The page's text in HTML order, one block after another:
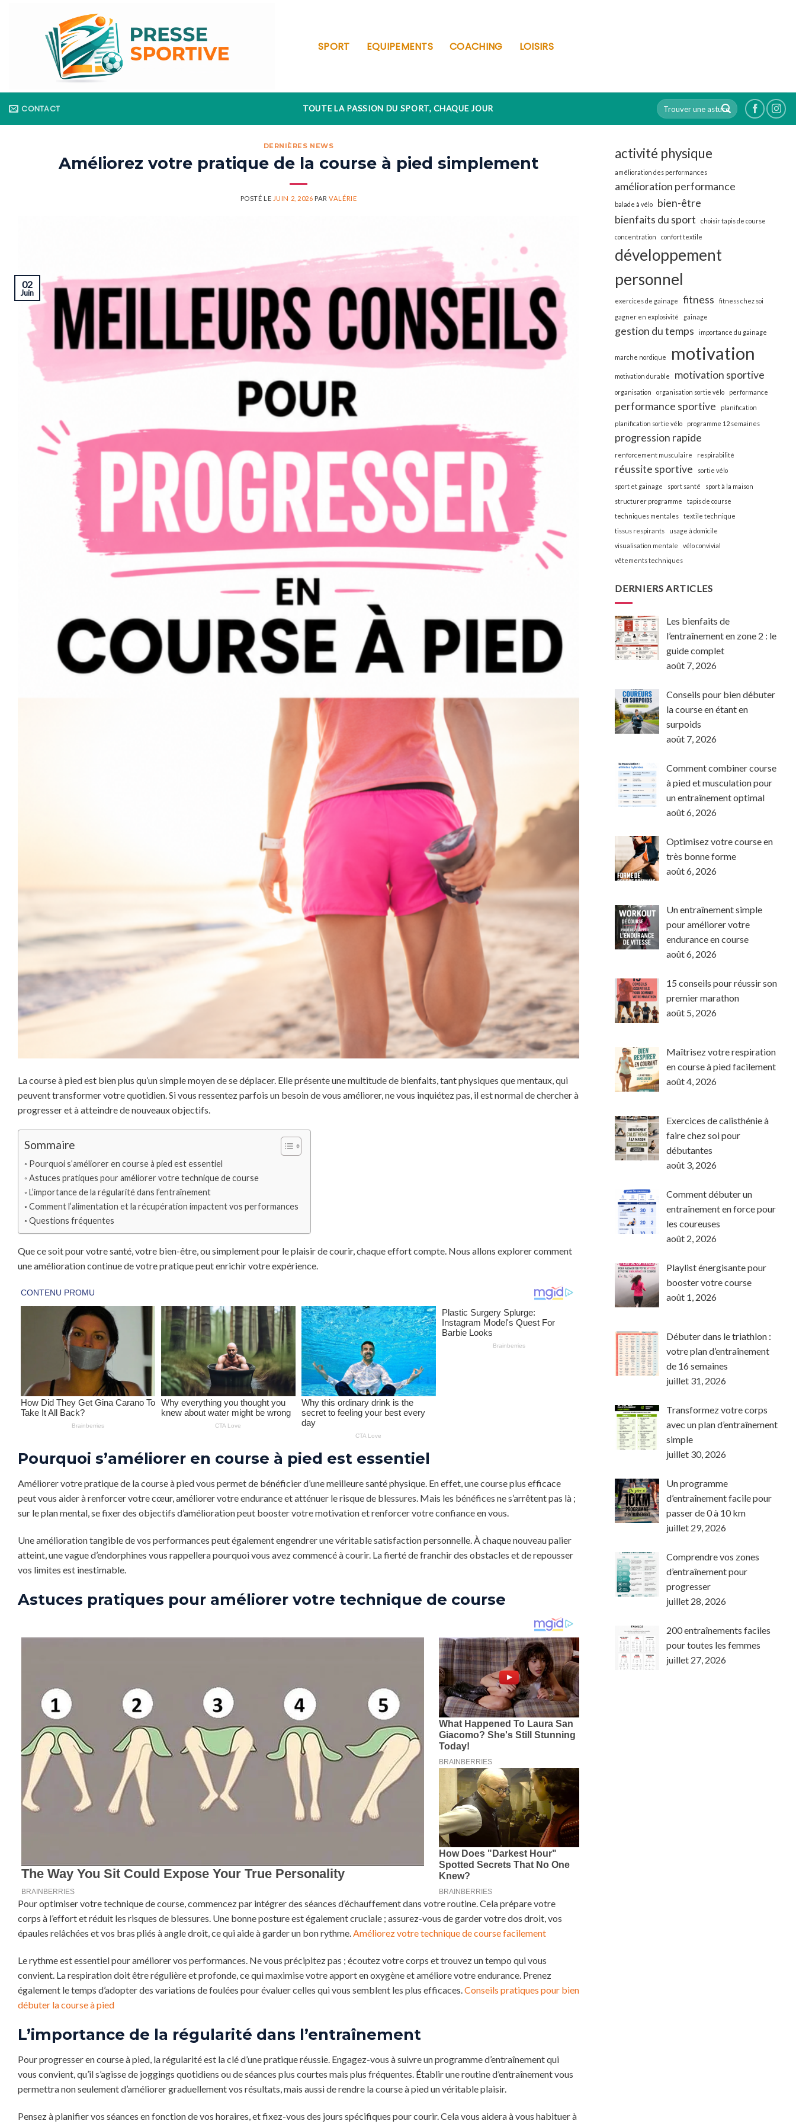
SPORT EQUIPEMENTS COACHING LOISIRS
CONTACT TOUTE LA PASSION DU SPORT, CHAQUE JOUR
DERNIÈRES NEWS
Améliorez votre pratique de la course à pied simplement
POSTÉ LE JUIN 2, 2026 PARVALÉRIE
02
Juin
La course à pied est bien plus qu’un simple moyen de se déplacer. Elle présente une multitude de bienfaits, tant physiques que mentaux, qui
peuvent transformer votre quotidien. Si vous ressentez parfois un besoin de vous améliorer, ne vous inquiétez pas, il est normal de chercher à
progresser et à atteindre de nouveaux objectifs.
Sommaire
Pourquoi s’améliorer en course à pied est essentiel
Astuces pratiques pour améliorer votre technique de course
L’importance de la régularité dans l’entraînement
Comment l’alimentation et la récupération impactent vos performances
Questions fréquentes
Que ce soit pour votre santé, votre bien-être, ou simplement pour le plaisir de courir, chaque effort compte. Nous allons explorer comment
une amélioration continue de votre pratique peut enrichir votre expérience.
Pourquoi s’améliorer en course à pied est essentiel
Améliorer votre pratique de la course à pied vous permet de bénéficier d’une meilleure santé physique. En effet, une course plus efficace
peut vous aider à renforcer votre cœur, améliorer votre endurance et atténuer le risque de blessures. Mais les bénéfices ne s’arrêtent pas là ;
sur le plan mental, se fixer des objectifs d’amélioration peut booster votre motivation et renforcer votre confiance en vous.
Une amélioration tangible de vos performances peut également engendrer une véritable satisfaction personnelle. À chaque nouveau palier
atteint, une vague d’endorphines vous rappellera pourquoi vous avez commencé à courir. La fierté de franchir des obstacles et de repousser
vos limites est inestimable.
Astuces pratiques pour améliorer votre technique de course
Pour optimiser votre technique de course, commencez par intégrer des séances d’échauffement dans votre routine. Cela prépare votre
corps à l’effort et réduit les risques de blessures. Une bonne posture est également cruciale ; assurez-vous de garder votre dos droit, vos
épaules relâchées et vos bras pliés à angle droit, ce qui aide à garder un bon rythme.Améliorez votre technique de course facilement
Le rythme est essentiel pour améliorer vos performances. Ne vous précipitez pas ; écoutez votre corps et trouvez un tempo qui vous
convient. La respiration doit être régulière et profonde, ce qui maximise votre apport en oxygène et améliore votre endurance. Prenez
également le temps d’adopter des variations de foulées pour évaluer celles qui vous semblent les plus efficaces.Conseils pratiques pour bien
débuter la course à pied
L’importance de la régularité dans l’entraînement
Pour progresser en course à pied, la régularité est la clé d’une pratique réussie. Engagez-vous à suivre un programme d’entraînement qui
vous convient, qu’il s’agisse de joggings quotidiens ou de séances plus courtes mais plus fréquentes. Établir une routine d’entraînement vous
permettra non seulement d’améliorer graduellement vos résultats, mais aussi de rendre la course à pied un véritable plaisir.
Pensez à planifier vos séances en fonction de vos horaires, et fixez-vous des jours spécifiques pour courir. Cela vous aidera à vous habituer à
activité physique
amélioration des performances
amélioration performance
balade à vélo
bien-être
bienfaits du sport
choisir tapis de course
concentration confort textile
développement
personnel
exercices de gainage fitness fitness chez soi
gagner en explosivité gainage
gestion du temps importance du gainage
marche nordique motivation
motivation durable motivation sportive
organisation organisation sortie vélo performance
performance sportive planification
planification sortie vélo programme 12 semaines
progression rapide
renforcement musculaire respirabilité
réussite sportive sortie vélo
sport et gainage sport santé
sport à la maison
structurer programme
tapis de course
techniques mentales
textile technique
tissus respirants
usage à domicile
visualisation mentale
vélo convivial
vêtements techniques
DERNIERS ARTICLES
Les bienfaits de
l’entraînement en zone 2 : le
guide complet
août 7, 2026
Conseils pour bien débuter
la course en étant en
surpoids
août 7, 2026
Comment combiner course
à pied et musculation pour
un entraînement optimal
août 6, 2026
Optimisez votre course en
très bonne forme
août 6, 2026
Un entraînement simple
pour améliorer votre
endurance en course
août 6, 2026
15 conseils pour réussir son
premier marathon
août 5, 2026
Maîtrisez votre respiration
en course à pied facilement
août 4, 2026
Exercices de calisthénie à
faire chez soi pour
débutantes
août 3, 2026
Comment débuter un
entraînement en force pour
les coureuses
août 2, 2026
Playlist énergisante pour
booster votre course
août 1, 2026
Débuter dans le triathlon :
votre plan d’entraînement
de 16 semaines
juillet 31, 2026
Transformez votre corps
avec un plan d’entraînement
simple
juillet 30, 2026
Un programme
d’entraînement facile pour
passer de 0 à 10 km
juillet 29, 2026
Comprendre vos zones
d’entraînement pour
progresser
juillet 28, 2026
200 entraînements faciles
pour toutes les femmes
juillet 27, 2026